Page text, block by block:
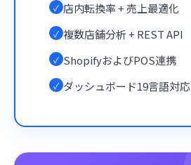
✓ 店内転換率 + 売上最適化
✓ 複数店舗分析 + REST API
✓ ShopifyおよびPOS連携
✓ ダッシュボード19言語対応